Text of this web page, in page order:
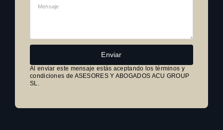
Enviar
Al enviar este mensaje estás aceptando los términos y
condiciones de ASESORES Y ABOGADOS ACU GROUP
SL.